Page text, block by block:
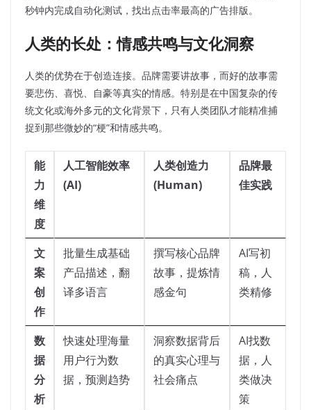
秒钟内完成自动化测试，找出点击率最高的广告排版。
人类的长处：情感共鸣与文化洞察
人类的优势在于创造连接。品牌需要讲故事，而好的故事需
要悲伤、喜悦、自豪等真实的情感。特别是在中国复杂的传
统文化或海外多元的文化背景下，只有人类团队才能精准捕
捉到那些微妙的“梗”和情感共鸣。
能
力
维
度
人工智能效率
(AI)
人类创造力
(Human)
品牌最
佳实践
文
案
创
作
批量生成基础
产品描述，翻
译多语言
撰写核心品牌
故事，提炼情
感金句
AI写初
稿，人
类精修
数
据
分
析
快速处理海量
用户行为数
据，预测趋势
洞察数据背后
的真实心理与
社会痛点
AI找数
据，人
类做决
策